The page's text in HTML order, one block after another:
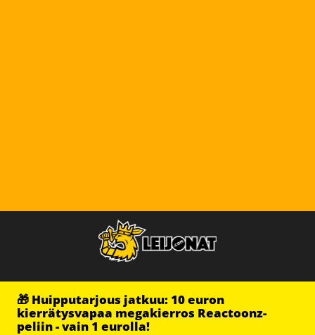
🎁 Huipputarjous jatkuu: 10 euron
kierrätysvapaa megakierros Reactoonz-
peliin - vain 1 eurolla!